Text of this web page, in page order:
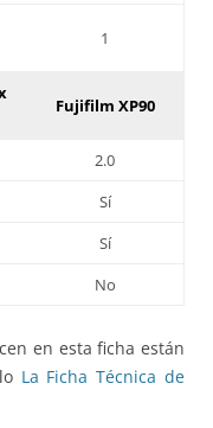
1
Fujifilm XP90
2.0
Sí
Sí
No
en esta ficha están
La Ficha Técnica de